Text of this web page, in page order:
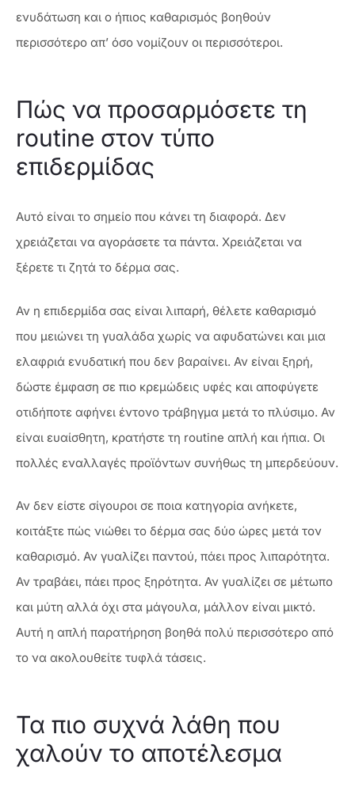
ενυδάτωση και ο ήπιος καθαρισμός βοηθούν
περισσότερο απ’ όσο νομίζουν οι περισσότεροι.
Πώς να προσαρμόσετε τη
routine στον τύπο
επιδερμίδας
Αυτό είναι το σημείο που κάνει τη διαφορά. Δεν
χρειάζεται να αγοράσετε τα πάντα. Χρειάζεται να
ξέρετε τι ζητά το δέρμα σας.
Αν η επιδερμίδα σας είναι λιπαρή, θέλετε καθαρισμό
που μειώνει τη γυαλάδα χωρίς να αφυδατώνει και μια
ελαφριά ενυδατική που δεν βαραίνει. Αν είναι ξηρή,
δώστε έμφαση σε πιο κρεμώδεις υφές και αποφύγετε
οτιδήποτε αφήνει έντονο τράβηγμα μετά το πλύσιμο. Αν
είναι ευαίσθητη, κρατήστε τη routine απλή και ήπια. Οι
πολλές εναλλαγές προϊόντων συνήθως τη μπερδεύουν.
Αν δεν είστε σίγουροι σε ποια κατηγορία ανήκετε,
κοιτάξτε πώς νιώθει το δέρμα σας δύο ώρες μετά τον
καθαρισμό. Αν γυαλίζει παντού, πάει προς λιπαρότητα.
Αν τραβάει, πάει προς ξηρότητα. Αν γυαλίζει σε μέτωπο
και μύτη αλλά όχι στα μάγουλα, μάλλον είναι μικτό.
Αυτή η απλή παρατήρηση βοηθά πολύ περισσότερο από
το να ακολουθείτε τυφλά τάσεις.
Τα πιο συχνά λάθη που
χαλούν το αποτέλεσμα